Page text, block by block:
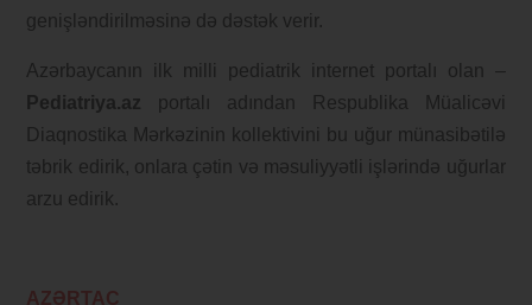
genişləndirilməsinə də dəstək verir.
Azərbaycanın ilk milli pediatrik internet portalı olan –
Pediatriya.az portalı adından Respublika Müalicəvi
Diaqnostika Mərkəzinin kollektivini bu uğur münasibətilə
təbrik edirik, onlara çətin və məsuliyyətli işlərində uğurlar
arzu edirik.
AZƏRTAC